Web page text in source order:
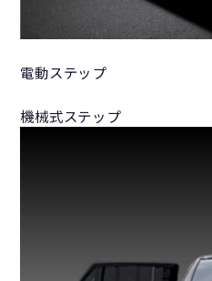
電動ステップ
機械式ステップ